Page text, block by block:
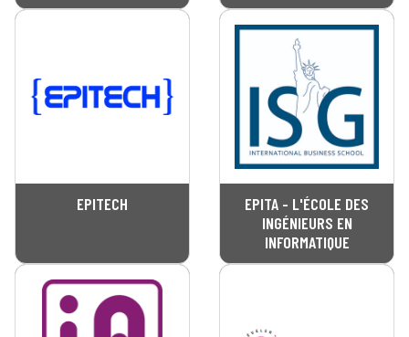
EPITECH
EPITA - L'ÉCOLE DES
INGÉNIEURS EN
INFORMATIQUE